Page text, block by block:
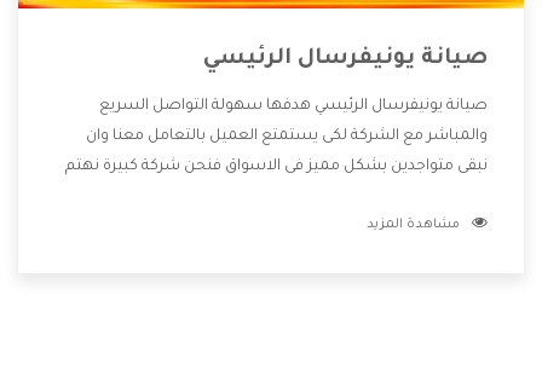
صيانة يونيفرسال الرئيسي
صيانة يونيفرسال الرئيسي هدفها سهولة التواصل السريع
والمباشر مع الشركة لكى يستمتع العميل بالتعامل معنا وان
نبقى متواجدين بشكل مميز فى الاسواق فنحن شركة كبيرة نهتم
الشركة بها والتى تكون منها خدمة الصيانة التى تكون من أهم
مشاهدة المزيد